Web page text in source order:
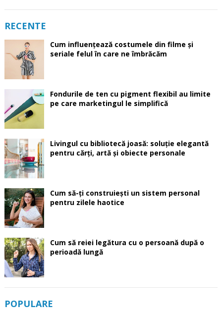
RECENTE
Cum influențează costumele din filme și
seriale felul în care ne îmbrăcăm
Fondurile de ten cu pigment flexibil au limite
pe care marketingul le simplifică
Livingul cu bibliotecă joasă: soluție elegantă
pentru cărți, artă și obiecte personale
Cum să-ți construiești un sistem personal
pentru zilele haotice
Cum să reiei legătura cu o persoană după o
perioadă lungă
POPULARE